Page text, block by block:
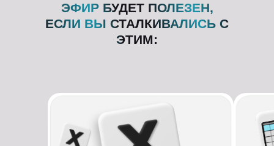
ЭФИР БУДЕТ ПОЛЕЗЕН,
ЕСЛИ ВЫ СТАЛКИВАЛИСЬ С
ЭТИМ: